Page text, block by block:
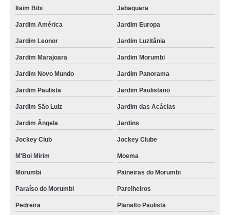
Itaim Bibi Jabaquara
Jardim América Jardim Europa
Jardim Leonor Jardim Luzitânia
Jardim Marajoara Jardim Morumbi
Jardim Novo Mundo Jardim Panorama
Jardim Paulista Jardim Paulistano
Jardim São Luiz Jardim das Acácias
Jardim Ângela Jardins
Jockey Club Jockey Clube
M'Boi Mirim Moema
Morumbi Paineiras do Morumbi
Paraíso do Morumbi Parelheiros
Pedreira Planalto Paulista